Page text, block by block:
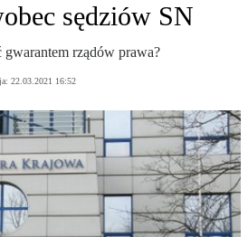
sędziów SN
rządów prawa?
22.03.2021 16:52